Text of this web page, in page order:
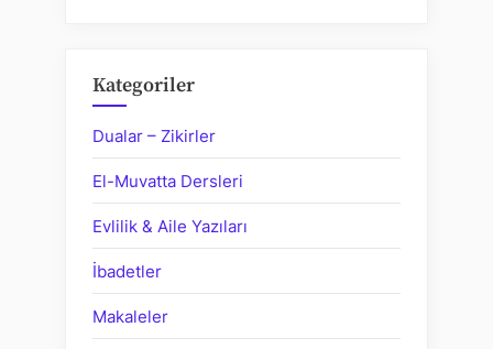
Kategoriler
Dualar – Zikirler
El-Muvatta Dersleri
Evlilik & Aile Yazıları
İbadetler
Makaleler